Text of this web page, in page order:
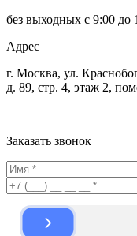
без выходных с 9:00 до
Адрес
г. Москва, ул.
д. 89, стр. 4, этаж 2,
Заказать звонок